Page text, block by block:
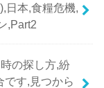
日本,食糧危機,
,Part2
の探し方,紛
です,見つから